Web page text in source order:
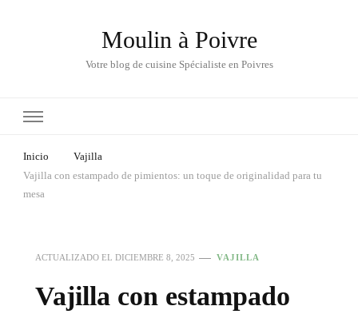
Moulin à Poivre
Votre blog de cuisine Spécialiste en Poivres
Inicio
Vajilla
Vajilla con estampado de pimientos: un toque de originalidad para tu
mesa
ACTUALIZADO EL DICIEMBRE 8, 2025 VAJILLA
Vajilla con estampado